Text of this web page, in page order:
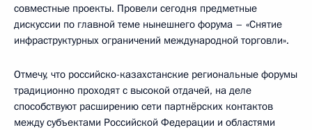
совместные проекты. Провели сегодня предметные
дискуссии по главной теме нынешнего форума – «Снятие
инфраструктурных ограничений международной торговли».
Отмечу, что российско-казахстанские региональные форумы
традиционно проходят с высокой отдачей, на деле
способствуют расширению сети партнёрских контактов
между субъектами Российской Федерации и областями